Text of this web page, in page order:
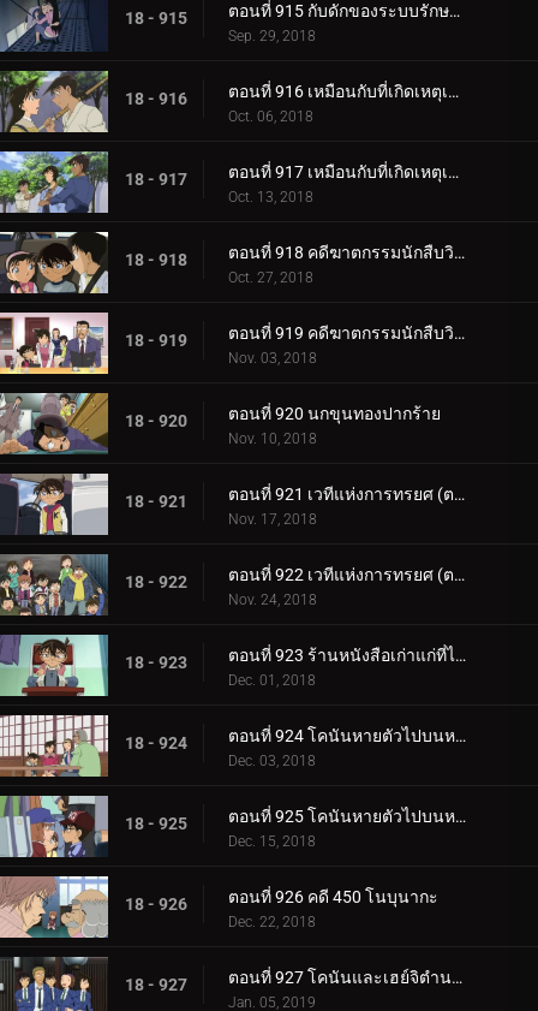
18 - 915 ตอนที่ 915 กับดักของระบบรักษาความปลอดภัย
Sep. 29, 2018
18 - 916 ตอนที่ 916 เหมือนกับที่เกิดเหตุเมื่อ 17 ปีก่อน (ตอนแรก)
Oct. 06, 2018
18 - 917 ตอนที่ 917 เหมือนกับที่เกิดเหตุเมื่อ 17 ปีก่อน (ตอนจบ)
Oct. 13, 2018
18 - 918 ตอนที่ 918 คดีฆาตกรรมนักสืบวิญญาณ (ตอนแรก)
Oct. 27, 2018
18 - 919 ตอนที่ 919 คดีฆาตกรรมนักสืบวิญญาณ (ตอนจบ)
Nov. 03, 2018
18 - 920 ตอนที่ 920 นกขุนทองปากร้าย
Nov. 10, 2018
18 - 921 ตอนที่ 921 เวทีแห่งการทรยศ (ตอนแรก)
Nov. 17, 2018
18 - 922 ตอนที่ 922 เวทีแห่งการทรยศ (ตอนจบ)
Nov. 24, 2018
18 - 923 ตอนที่ 923 ร้านหนังสือเก่าแก่ที่ได้ยินเสียงนกหวีด
Dec. 01, 2018
18 - 924 ตอนที่ 924 โคนันหายตัวไปบนหน้าผา (ตอนแรก)
Dec. 03, 2018
18 - 925 ตอนที่ 925 โคนันหายตัวไปบนหน้าผา (ตอนจบ)
Dec. 15, 2018
18 - 926 ตอนที่ 926 คดี 450 โนบุนากะ
Dec. 22, 2018
18 - 927 ตอนที่ 927 โคนันและเฮย์จิตำนานนุเอะ (ภาคส่งเสียงร้อง)
Jan. 05, 2019